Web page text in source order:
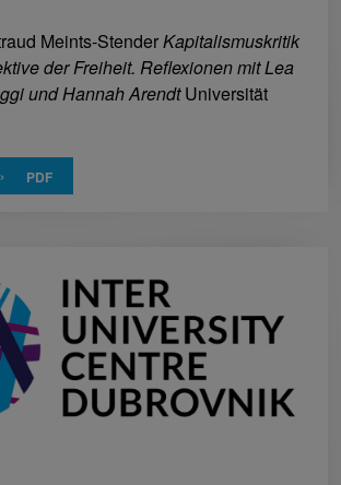
Meints-StenderKapitalismuskritik
der Freiheit. Reflexionen mit Lea
und Hannah ArendtUniversität